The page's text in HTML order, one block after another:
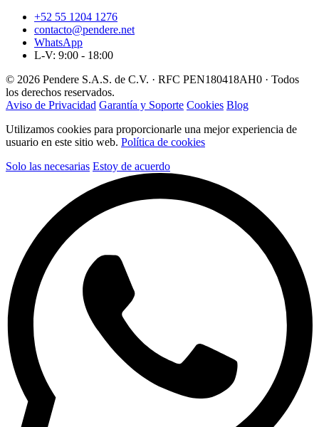
+52 55 1204 1276
contacto@pendere.net
WhatsApp
L-V: 9:00 - 18:00
© 2026 Pendere S.A.S. de C.V. · RFC PEN180418AH0 · Todos
los derechos reservados.
Aviso de Privacidad Garantía y Soporte Cookies Blog
Utilizamos cookies para proporcionarle una mejor experiencia de
usuario en este sitio web. Política de cookies
Solo las necesarias Estoy de acuerdo